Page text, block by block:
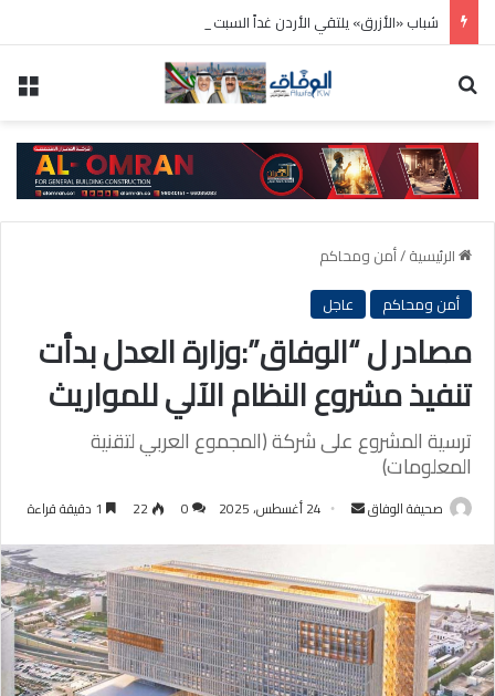
شباب «الأزرق» يلتقي الأردن غداً السبت .. وديا
الرئيسية/أمن ومحاكم
أمن ومحاكم
عاجل
مصادر ل “الوفاق”:وزارة العدل بدأت
تنفيذ مشروع النظام الآلي للمواريث
ترسية المشروع على شركة (المجموع العربي لتقنية
المعلومات)
صحيفة الوفاق
أرسل 24 أغسطس، 2025 0
22